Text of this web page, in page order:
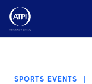
SPORTS EVENTS